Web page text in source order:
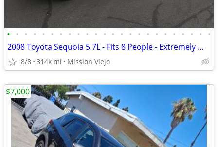
• • • • • • • • • • • • • • • • • • • • • • • •
2008 Toyota Sequoia 5.7L - Fits 8 People - Extremely Well Maintained!
8/8 314k mi Mission Viejo
$7,000